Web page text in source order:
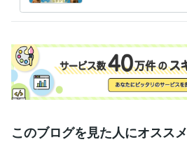
このブログを見た人にオススメ